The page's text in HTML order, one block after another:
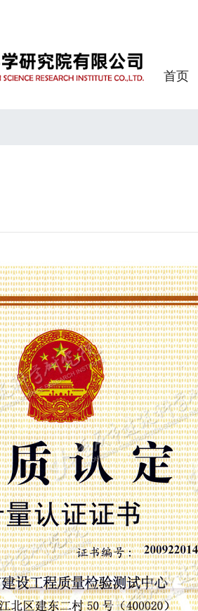
首页